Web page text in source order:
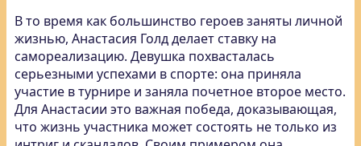
В то время как большинство героев заняты личной
жизнью, Анастасия Голд делает ставку на
самореализацию. Девушка похвасталась
серьезными успехами в спорте: она приняла
участие в турнире и заняла почетное второе место.
Для Анастасии это важная победа, доказывающая,
что жизнь участника может состоять не только из